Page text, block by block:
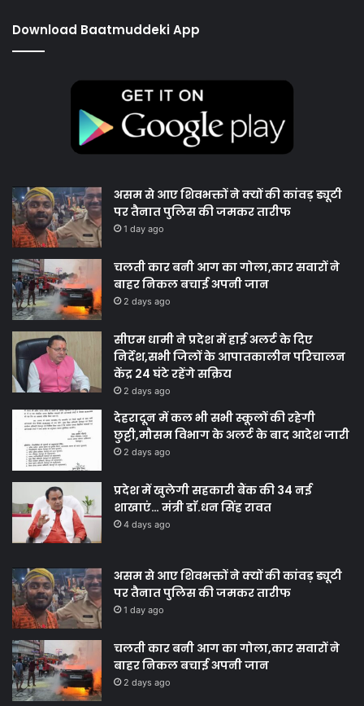
Download Baatmuddeki App
असम से आए शिवभक्तों ने क्यों की कांवड़ ड्यूटी
पर तैनात पुलिस की जमकर तारीफ
1 day ago
चलती कार बनी आग का गोला,कार सवारों ने
बाहर निकल बचाई अपनी जान
2 days ago
सीएम धामी ने प्रदेश में हाई अलर्ट के दिए
निर्देश,सभी जिलों के आपातकालीन परिचालन
केंद्र 24 घंटे रहेंगे सक्रिय
2 days ago
देहरादून में कल भी सभी स्कूलों की रहेगी
छुट्टी,मौसम विभाग के अलर्ट के बाद आदेश जारी
2 days ago
प्रदेश में खुलेगी सहकारी बैंक की 34 नई
शाखाएं… मंत्री डाॅ.धन सिंह रावत
4 days ago
असम से आए शिवभक्तों ने क्यों की कांवड़ ड्यूटी
पर तैनात पुलिस की जमकर तारीफ
1 day ago
चलती कार बनी आग का गोला,कार सवारों ने
बाहर निकल बचाई अपनी जान
2 days ago